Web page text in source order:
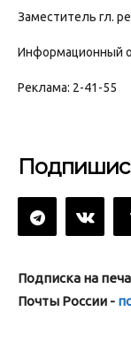
Заместитель гл.
Информационный
Реклама: 2-41-55
Подписка на
Почты России -